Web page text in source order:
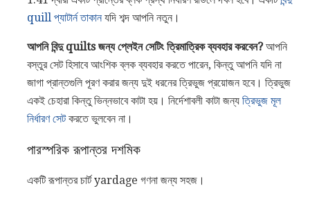
quill প্যাটার্ন তাকানযদি শব্দ আপনি নতুন।
আপনি বিন্দু quilts জন্য প্লেইন সেটিং ত্রিমাত্রিক ব্যবহার করবেন?আপনি
বস্তুর সেট হিসাবে আংশিক ব্লক ব্যবহার করতে পারেন, কিন্তু আপনি যদি না
জাগা প্রান্তগুলি পূরণ করার জন্য দুই ধরনের ত্রিভুজ প্রয়োজন হবে। ত্রিভুজ
একই চেহারা কিন্তু ভিন্নভাবে কাটা হয়। নির্দেশাবলী কাটা জন্য ত্রিভুজ মূল
নির্ধারণ সেটকরতে ভুলবেন না।
পারস্পরিক রূপান্তর দশমিক
একটি রূপান্তর চার্ট yardage গণনা জন্য সহজ।